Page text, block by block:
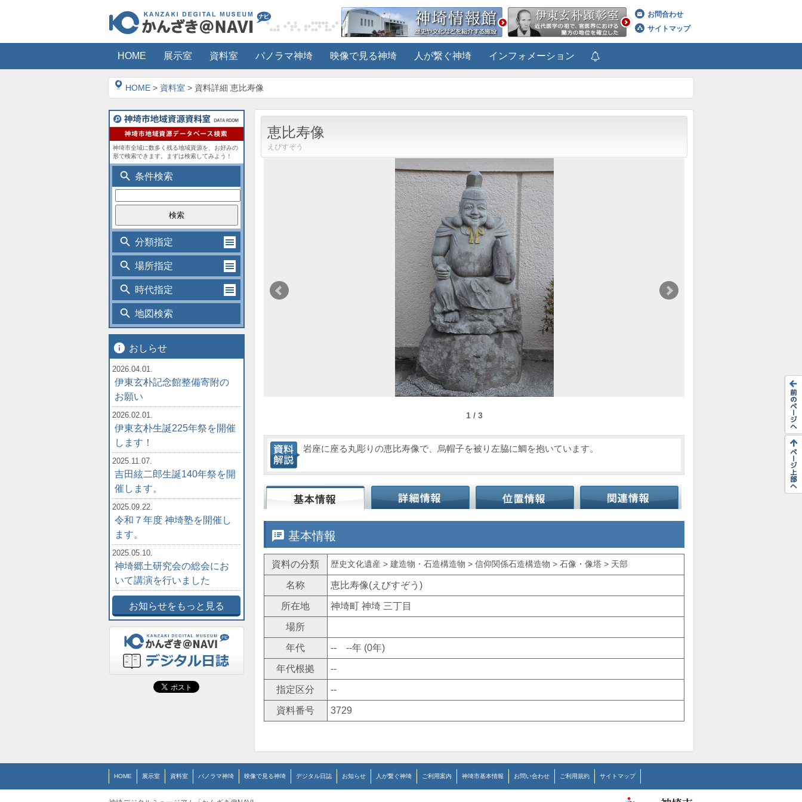
お問合わせ
サイトマップ
HOME 展示室 資料室 パノラマ神埼 映像で見る神埼 人が繋ぐ神埼 インフォメーション
HOME > 資料室 > 資料詳細 恵比寿像
恵比寿像
えびすぞう
1 / 3
岩座に座る丸彫りの恵比寿像で、烏帽子を被り左脇に鯛を抱いています。
speaker_notes 基本情報
資料の分類 歴史文化遺産 > 建造物・石造構造物 > 信仰関係石造構造物 > 石像・像塔 > 天部
名称 恵比寿像(えびすぞう)
所在地 神埼町 神埼 三丁目
場所
年代 -- --年 (0年)
年代根拠 --
指定区分 --
資料番号 3729
神埼市全域に数多く残る地域資源を、お好みの
形で検索できます。まずは検索してみよう！
search 条件検索
search 分類指定
search 場所指定
search 時代指定
search 地図検索
info おしらせ
2026.04.01.
伊東玄朴記念館整備寄附の
お願い
2026.02.01.
伊東玄朴生誕225年祭を開催
します！
2025.11.07.
吉田絃二郎生誕140年祭を開
催します。
2025.09.22.
令和７年度 神埼塾を開催し
ます。
2025.05.10.
神埼郷土研究会の総会にお
いて講演を行いました
お知らせをもっと見る
HOME 展示室 資料室 パノラマ神埼 映像で見る神埼 デジタル日誌 お知らせ 人が繋ぐ神埼 ご利用案内 神埼市基本情報 お問い合わせ ご利用規約 サイトマップ